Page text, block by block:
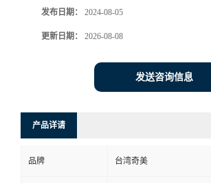
发布日期： 2024-08-05
更新日期： 2026-08-08
发送咨询信息
产品详请
品牌 台湾奇美